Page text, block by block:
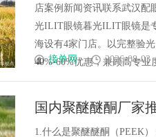
店案例新闻资讯联系武汉配
光ILIT眼镜暮光ILIT眼镜是
海设有4家门店。以完整验
40%-60%优惠，兼顾高专
接单网 2026-08-03
国内聚醚醚酮厂家
1.什么是聚醚醚酮（PEEK